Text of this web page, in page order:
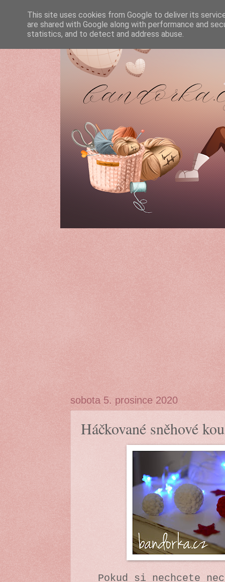
sobota 5. prosince 2020
Háčkované sněhové
Pokud si nechcete
This site uses cookies from Google to deliver its
are shared with Google along with performance and
statistics, and to detect and address abuse.